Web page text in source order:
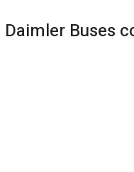
Daimler Buses